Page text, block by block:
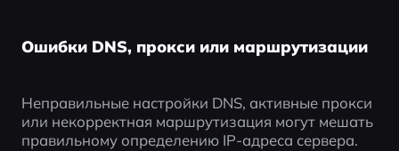
Ошибки DNS, прокси или маршрутизации
Неправильные настройки DNS, активные прокси
или некорректная маршрутизация могут мешать
правильному определению IP-адреса сервера.